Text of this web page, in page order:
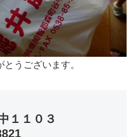
うございます。
１１０３